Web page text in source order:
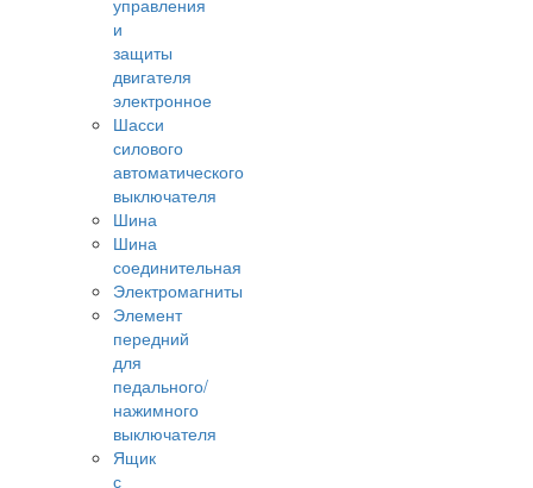
управления
и
защиты
двигателя
электронное
Шасси
силового
автоматического
выключателя
Шина
Шина
соединительная
Электромагниты
Элемент
передний
для
педального/
нажимного
выключателя
Ящик
с